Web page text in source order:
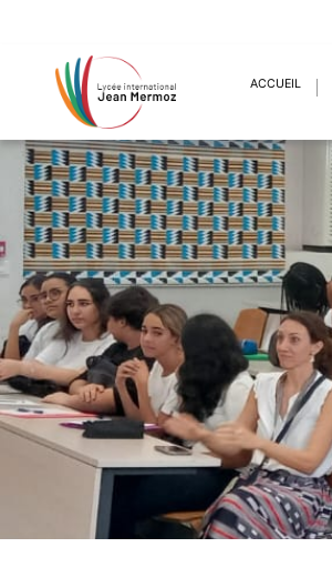
ACCUEIL